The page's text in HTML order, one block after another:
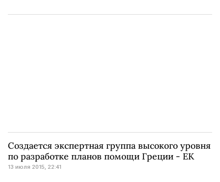
Создается экспертная группа высокого уровня
по разработке планов помощи Греции - ЕК
13 июля 2015, 22:41